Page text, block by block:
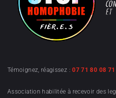
Témoignez, réagissez :07 71 80 08 71
Association habilitée à recevoir des